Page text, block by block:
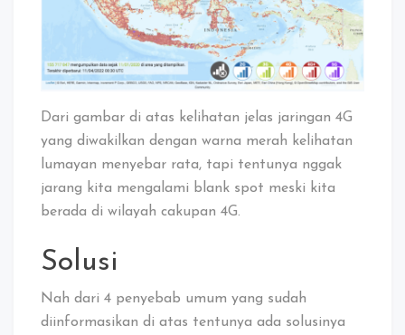
Dari gambar di atas kelihatan jelas jaringan 4G
yang diwakilkan dengan warna merah kelihatan
lumayan menyebar rata, tapi tentunya nggak
jarang kita mengalami blank spot meski kita
berada di wilayah cakupan 4G.
Solusi
Nah dari 4 penyebab umum yang sudah
diinformasikan di atas tentunya ada solusinya